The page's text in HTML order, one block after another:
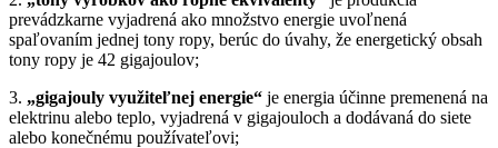
prevádzkarne vyjadrená ako množstvo energie uvoľnená
spaľovaním jednej tony ropy, berúc do úvahy, že energetický obsah
tony ropy je 42 gigajoulov;
3. „gigajouly využiteľnej energie“ je energia účinne premenená na
elektrinu alebo teplo, vyjadrená v gigajouloch a dodávaná do siete
alebo konečnému používateľovi;